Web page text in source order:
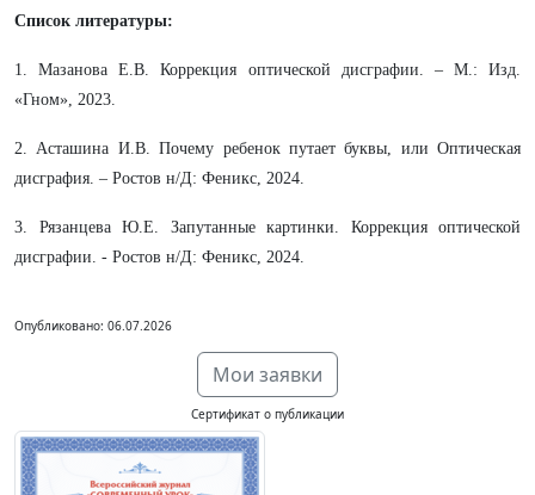
Список литературы:
1. Мазанова Е.В. Коррекция оптической дисграфии. – М.: Изд.
«Гном», 2023.
2.Асташина И.В. Почему ребенок путает буквы, или Оптическая
дисграфия. – Ростов н/Д: Феникс, 2024.
3. Рязанцева Ю.Е. Запутанные картинки. Коррекция оптической
дисграфии. - Ростов н/Д: Феникс, 2024.
Опубликовано: 06.07.2026
Мои заявки
Сертификат о публикации